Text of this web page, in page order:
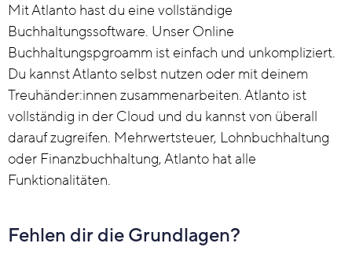
Mit Atlanto hast du eine vollständige
Buchhaltungssoftware. Unser Online
Buchhaltungspgroamm ist einfach und unkompliziert.
Du kannst Atlanto selbst nutzen oder mit deinem
Treuhänder:innen zusammenarbeiten. Atlanto ist
vollständig in der Cloud und du kannst von überall
darauf zugreifen. Mehrwertsteuer, Lohnbuchhaltung
oder Finanzbuchhaltung, Atlanto hat alle
Funktionalitäten.
Fehlen dir die Grundlagen?